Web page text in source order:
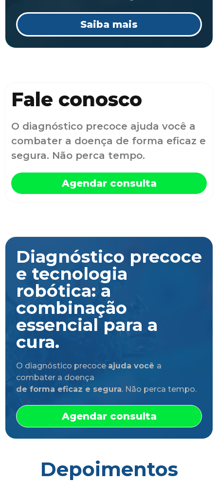
Saiba mais
Fale conosco
O diagnóstico precoce ajuda você a
combater a doença de forma eficaz e
segura. Não perca tempo.
Agendar consulta
Diagnóstico precoce
e tecnologia
robótica: a
combinação
essencial para a
cura.
O diagnóstico precoce ajuda você a
combater a doença
de forma eficaz e segura. Não perca tempo.
Agendar consulta
Depoimentos